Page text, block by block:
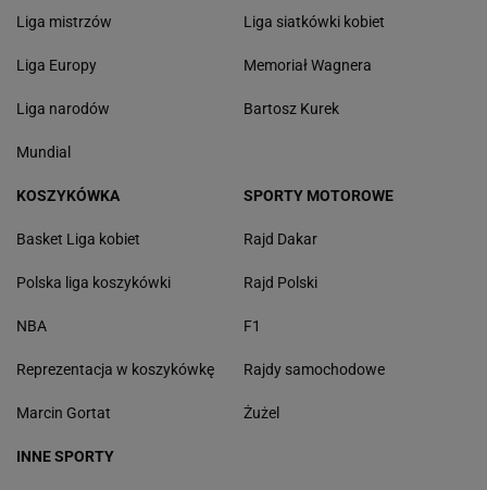
Liga mistrzów
Liga Europy
Liga narodów
Mundial
Liga siatkówki kobiet
Memoriał Wagnera
Bartosz Kurek
KOSZYKÓWKA
Basket Liga kobiet
Polska liga koszykówki
NBA
Reprezentacja w koszykówkę
Marcin Gortat
SPORTY MOTOROWE
Rajd Dakar
Rajd Polski
F1
Rajdy samochodowe
Żużel
INNE SPORTY